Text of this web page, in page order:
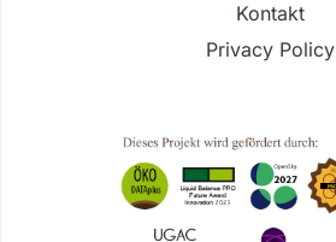
Kontakt
Privacy Policy